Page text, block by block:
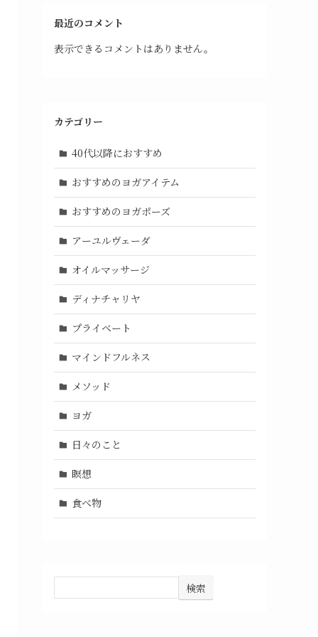
最近のコメント
表示できるコメントはありません。
カテゴリー
40代以降におすすめ
おすすめのヨガアイテム
おすすめのヨガポーズ
アーユルヴェーダ
オイルマッサージ
ディナチャリヤ
プライベート
マインドフルネス
メソッド
ヨガ
日々のこと
瞑想
食べ物
検索